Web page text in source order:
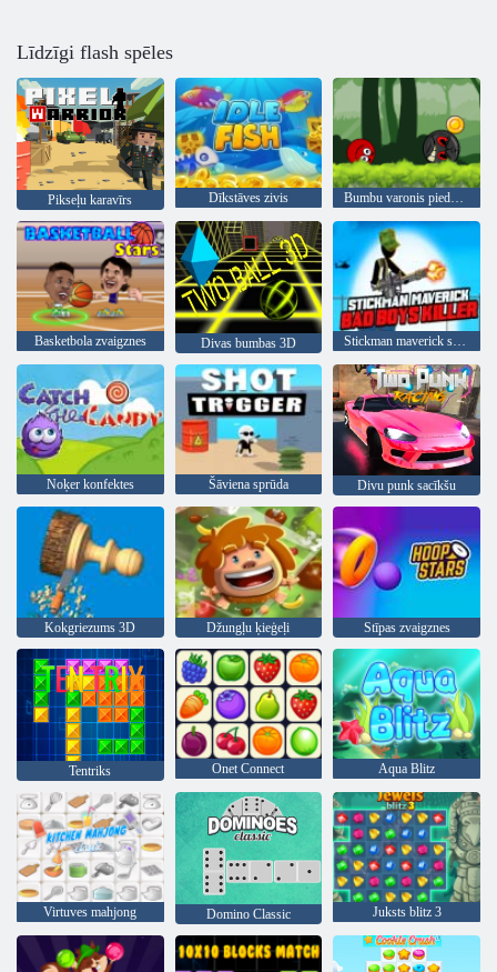
Līdzīgi flash spēles
Pikseļu karavīrs Dīkstāves zivis Bumbu varonis piedzīvojums: sarkans lielība bumbu
Basketbola zvaigznes Divas bumbas 3D Stickman maverick slikto zēnu slepkava
Noķer konfektes Šāviena sprūda Divu punk sacīkšu
Kokgriezums 3D Džungļu ķieģeļi Stīpas zvaigznes
Tentriks Onet Connect Aqua Blitz
Virtuves mahjong Domino Classic Juksts blitz 3